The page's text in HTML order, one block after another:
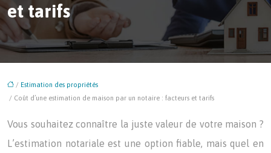
et tarifs
/ Estimation des propriétés
/ Coût d’une estimation de maison par un notaire : facteurs et tarifs
Vous souhaitez connaître la juste valeur de votre maison ?
L’estimation notariale est une option fiable, mais quel en